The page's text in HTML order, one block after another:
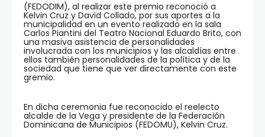
(FEDODIM), al realizar este premio reconoció a
Kelvin Cruz y David Collado, por sus aportes a la
municipalidad en un evento realizado en la sala
Carlos Piantini del Teatro Nacional Eduardo Brito, con
una masiva asistencia de personalidades
involucrada con los municipios y las alcaldías entre
ellos también personalidades de la política y de la
sociedad que tiene que ver directamente con este
gremio.
En dicha ceremonia fue reconocido el reelecto
alcalde de la Vega y presidente de la Federación
Dominicana de Municipios (FEDOMU), Kelvin Cruz.